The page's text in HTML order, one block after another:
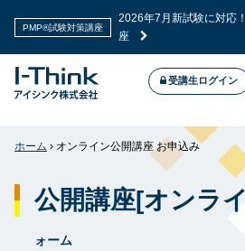
PMP®試験対策講座
2026年7月新試験に対応
座
受講生ログイン
公開講座[オンラ
ォーム
ホーム › オンライン公開講座 お申込み